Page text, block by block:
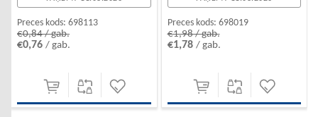
Preces kods: 698113
€0,84 / gab.
€0,76 / gab.
Preces kods: 698019
€1,98 / gab.
€1,78 / gab.